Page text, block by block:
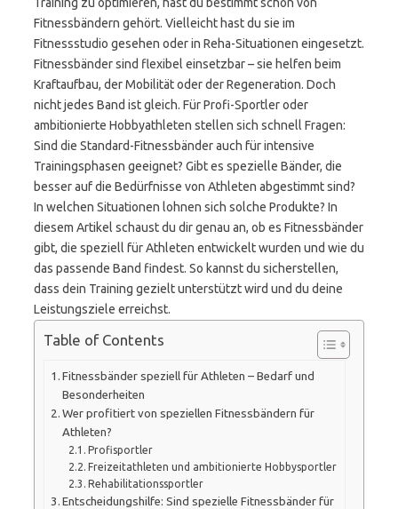
Fitnessbändern gehört. Vielleicht hast du sie im
Fitnessstudio gesehen oder in Reha-Situationen eingesetzt.
Fitnessbänder sind flexibel einsetzbar – sie helfen beim
Kraftaufbau, der Mobilität oder der Regeneration. Doch
nicht jedes Band ist gleich. Für Profi-Sportler oder
ambitionierte Hobbyathleten stellen sich schnell Fragen:
Sind die Standard-Fitnessbänder auch für intensive
Trainingsphasen geeignet? Gibt es spezielle Bänder, die
besser auf die Bedürfnisse von Athleten abgestimmt sind?
In welchen Situationen lohnen sich solche Produkte? In
diesem Artikel schaust du dir genau an, ob es Fitnessbänder
gibt, die speziell für Athleten entwickelt wurden und wie du
das passende Band findest. So kannst du sicherstellen,
dass dein Training gezielt unterstützt wird und du deine
Leistungsziele erreichst.
Table of Contents
Fitnessbänder speziell für Athleten – Bedarf und
Besonderheiten
Wer profitiert von speziellen Fitnessbändern für
Athleten?
Profisportler
Freizeitathleten und ambitionierte Hobbysportler
Rehabilitationssportler
Entscheidungshilfe: Sind spezielle Fitnessbänder für